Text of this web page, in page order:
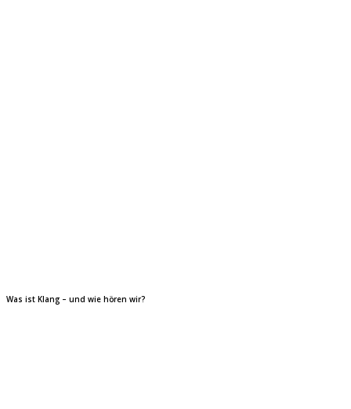
Was ist Klang – und wie hören wir?